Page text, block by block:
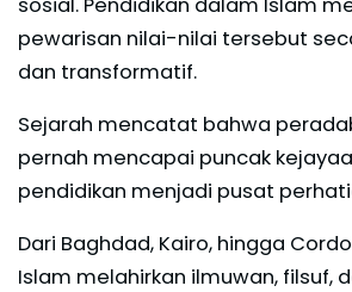
pewarisan nilai-nilai tersebut
dan transformatif.
Sejarah mencatat bahwa
pernah mencapai puncak
pendidikan menjadi pusat
Dari Baghdad, Kairo, hingga
Islam melahirkan ilmuwan, filsuf,